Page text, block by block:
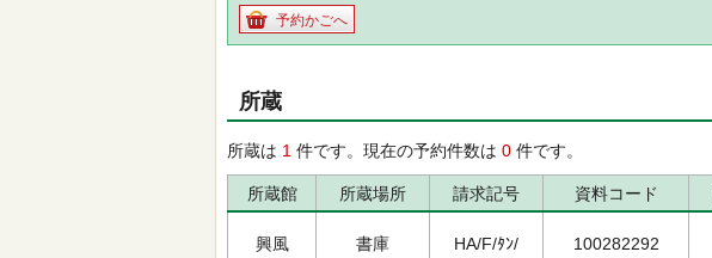
予約かごへ
所蔵
所蔵は 1 件です。現在の予約件数は 0 件です。
所蔵館 所蔵場所 請求記号 資料コード
興風 書庫 HA/F/ﾀﾝ/ 100282292